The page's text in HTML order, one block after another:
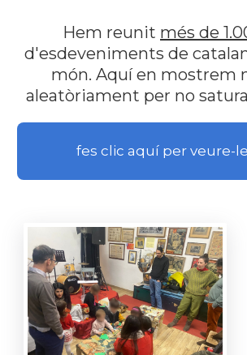
Hem reunit més de
d'esdeveniments de
món. Aquí en mostrem
aleatòriament per no
fes clic aquí per veure-